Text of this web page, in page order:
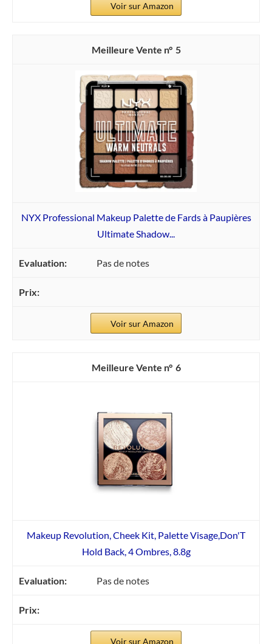
Voir sur Amazon
5
NYX Professional Makeup Palette de Fards à Paupières
Ultimate Shadow...
Pas de notes
Voir sur Amazon
6
Makeup Revolution, Cheek Kit, Palette Visage,Don'T
Hold Back, 4 Ombres, 8.8g
Pas de notes
Voir sur Amazon